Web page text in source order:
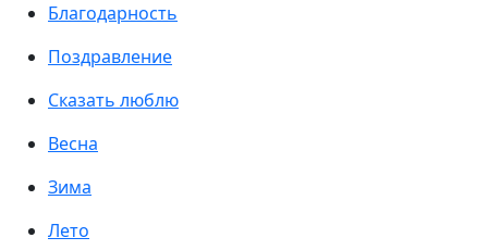
Благодарность
Поздравление
Сказать люблю
Весна
Зима
Лето